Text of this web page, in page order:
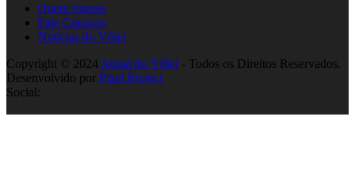
Quem Somos
Fale Conosco
Notícias do Vôlei
Copyright © 2024 Jornal do Vôlei - Todos os Direitos Reservados.
Desenvolvido por Pixel Project
Social: